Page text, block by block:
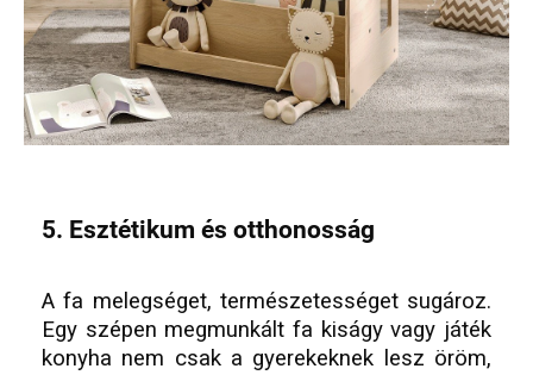
5. Esztétikum és otthonosság
A fa melegséget, természetességet sugároz.
Egy szépen megmunkált fa kiságy vagy játék
konyha nem csak a gyerekeknek lesz öröm,